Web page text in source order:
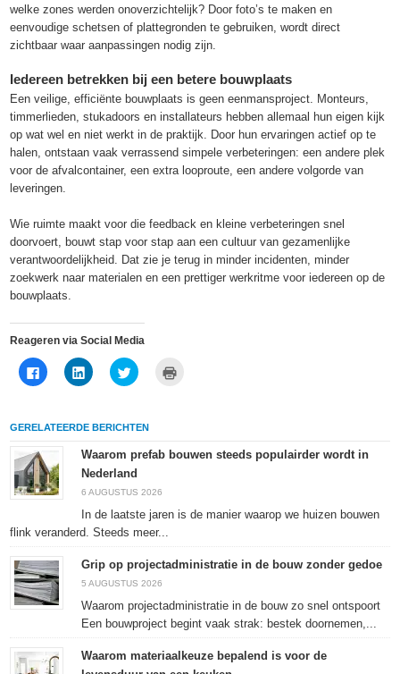
welke zones werden onoverzichtelijk? Door foto’s te maken en
eenvoudige schetsen of plattegronden te gebruiken, wordt direct
zichtbaar waar aanpassingen nodig zijn.
Iedereen betrekken bij een betere bouwplaats
Een veilige, efficiënte bouwplaats is geen eenmansproject. Monteurs,
timmerlieden, stukadoors en installateurs hebben allemaal hun eigen kijk
op wat wel en niet werkt in de praktijk. Door hun ervaringen actief op te
halen, ontstaan vaak verrassend simpele verbeteringen: een andere plek
voor de afvalcontainer, een extra looproute, een andere volgorde van
leveringen.
Wie ruimte maakt voor die feedback en kleine verbeteringen snel
doorvoert, bouwt stap voor stap aan een cultuur van gezamenlijke
verantwoordelijkheid. Dat zie je terug in minder incidenten, minder
zoekwerk naar materialen en een prettiger werkritme voor iedereen op de
bouwplaats.
Reageren via Social Media
Klik
om
Facebook
(Wordt
een
nieuw
venster
geopend)
Klik
om
delen
(Wordt
een
nieuw
venster
geopend)
Klik
om
Twitter
(Wordt
een
nieuw
venster
geopend)
nieuw
GERELATEERDE BERICHTEN
Waarom prefab bouwen steeds populairder wordt in
Nederland
6 AUGUSTUS 2026
In de laatste jaren is de manier waarop we huizen bouwen
flink veranderd. Steeds meer...
Grip op projectadministratie in de bouw zonder gedoe
5 AUGUSTUS 2026
Waarom projectadministratie in de bouw zo snel ontspoort
Een bouwproject begint vaak strak: bestek doornemen,...
Waarom materiaalkeuze bepalend is voor de